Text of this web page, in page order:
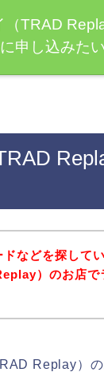
（TRAD
申し込みた
などを探して
）のお店で
Replay）